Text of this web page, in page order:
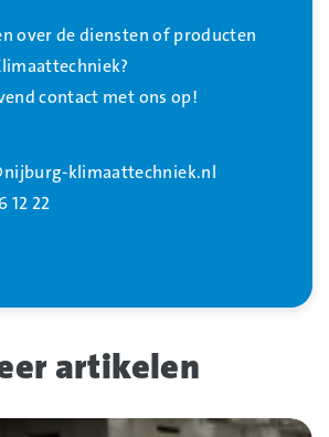
over de diensten of producten
contact met ons op!
klimaattechniek.nl
12 22
artikelen